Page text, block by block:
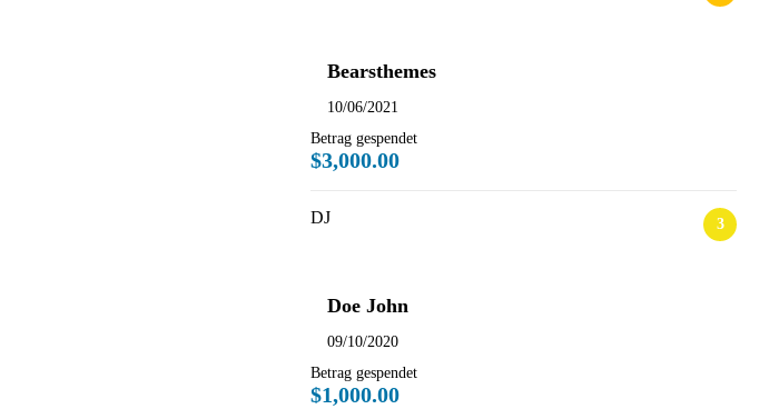
Bearsthemes
10/06/2021
Betrag gespendet
$3,000.00
DJ
Doe John
09/10/2020
Betrag gespendet
$1,000.00